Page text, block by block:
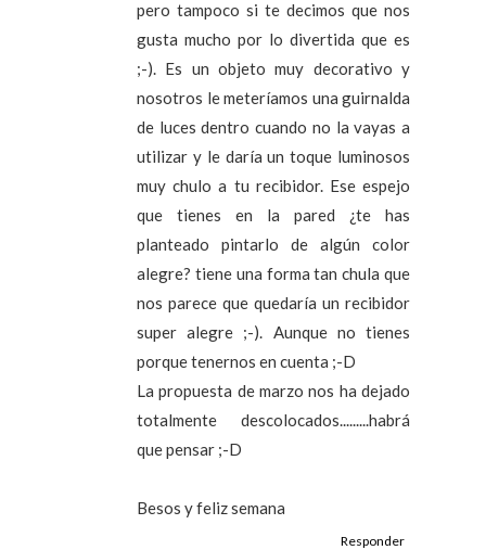
pero tampoco si te decimos que nos
gusta mucho por lo divertida que es
;-). Es un objeto muy decorativo y
nosotros le meteríamos una guirnalda
de luces dentro cuando no la vayas a
utilizar y le daría un toque luminosos
muy chulo a tu recibidor. Ese espejo
que tienes en la pared ¿te has
planteado pintarlo de algún color
alegre? tiene una forma tan chula que
nos parece que quedaría un recibidor
super alegre ;-). Aunque no tienes
porque tenernos en cuenta ;-D
La propuesta de marzo nos ha dejado
totalmente descolocados.........habrá
que pensar ;-D
Besos y feliz semana
Responder